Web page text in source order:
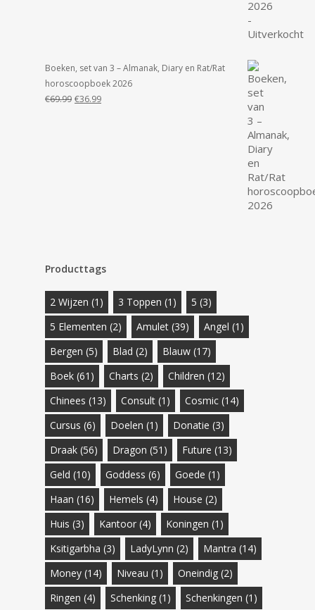
Boeken, set van 3 – Almanak, Diary en Rat/Rat
horoscoopboek 2026
€69.99 Oorspronkelijke
€36.99Huidige
Producttags
2 Wijzen (1) 3 Toppen (1) 5 (3)
5 Elementen (2) Amulet (39) Angel (1)
Bergen (5) Blad (2) Blauw (17)
Boek (61) Charts (2) Children (12)
Chinees (13) Consult (1) Cosmic (14)
Cursus (6) Doelen (1) Donatie (3)
Draak (56) Dragon (51) Future (13)
Geld (10) Goddess (6) Goede (1)
Haan (16) Hemels (4) House (2)
Huis (3) Kantoor (4) Koningen (1)
Ksitigarbha (3) LadyLynn (2) Mantra (14)
Money (14) Niveau (1) Oneindig (2)
Ringen (4) Schenking (1) Schenkingen (1)